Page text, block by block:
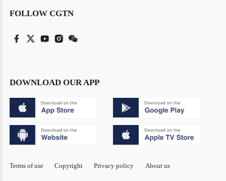
FOLLOW CGTN
DOWNLOAD OUR APP
Terms of use Copyright Privacy policy About us